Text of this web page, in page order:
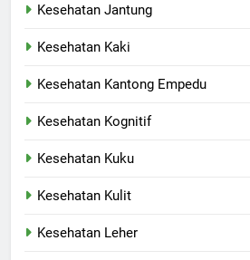
Kesehatan Jantung
Kesehatan Kaki
Kesehatan Kantong Empedu
Kesehatan Kognitif
Kesehatan Kuku
Kesehatan Kulit
Kesehatan Leher